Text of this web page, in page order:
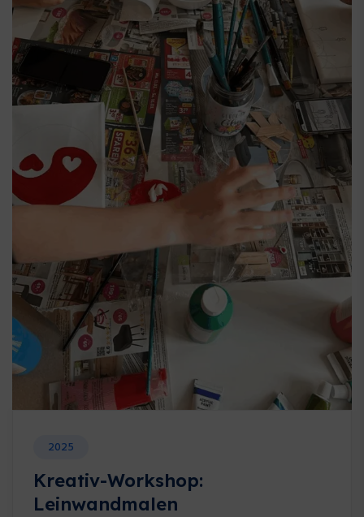
2025
Kreativ-Workshop:
Leinwandmalen